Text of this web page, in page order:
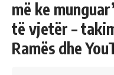
më ke
të vjetër –
Ramës dhe